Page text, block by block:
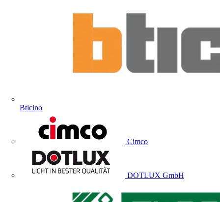
Bticino
Cimco
DOTLUX GmbH